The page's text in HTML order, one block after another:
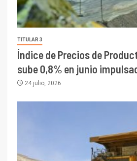
TITULAR 3
Índice de Precios de
sube 0,8% en junio
24 julio, 2026